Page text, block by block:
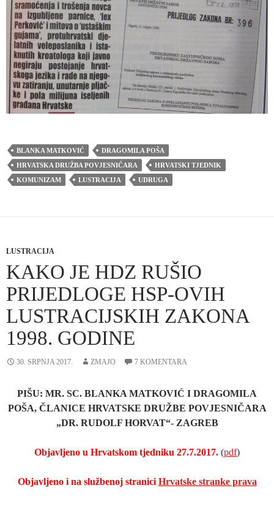
BLANKA MATKOVIĆ
DRAGOMILA POŠA
HRVATSKA DRUŽBA POVJESNIČARA
HRVATSKI TJEDNIK
KOMUNIZAM
LUSTRACIJA UDRUGA
LUSTRACIJA
KAKO JE HDZ RUŠIO
PRIJEDLOGE HSP-OVIH
LUSTRACIJSKIH ZAKONA
1998. GODINE
30. SRPNJA 2017. ZMAJO 7 KOMENTARA
PIŠU: MR. SC. BLANKA MATKOVIĆ I DRAGOMILA
POŠA, ČLANICE HRVATSKE DRUŽBE POVJESNIČARA
„DR. RUDOLF HORVAT“- ZAGREB
Objavljeno u Hrvatskom tjedniku 27.7.2017. (pdf)
Objavljeno i na službenoj stranici Hrvatske stranke prava